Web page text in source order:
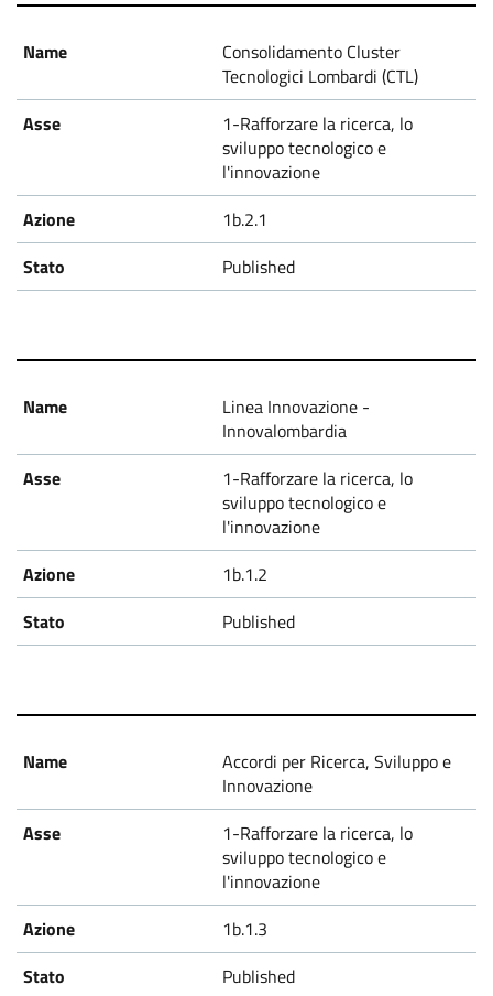
Consolidamento Cluster
Tecnologici Lombardi (CTL)
1-Rafforzare la ricerca, lo
sviluppo tecnologico e
l'innovazione
1b.2.1
Published
Linea Innovazione -
Innovalombardia
1-Rafforzare la ricerca, lo
sviluppo tecnologico e
l'innovazione
1b.1.2
Published
Accordi per Ricerca, Sviluppo e
Innovazione
1-Rafforzare la ricerca, lo
sviluppo tecnologico e
l'innovazione
1b.1.3
Published